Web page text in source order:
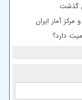
آمار ایران
دارد؟